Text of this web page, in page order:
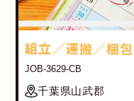
組立／運搬／梱包
JOB-3629-CB
千葉県山武郡